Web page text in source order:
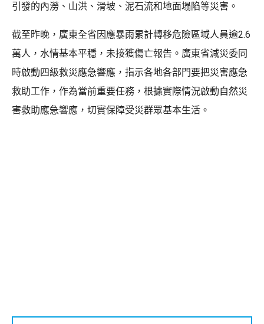
引發的內澇、山洪、滑坡、泥石流和地面塌陷等災害。
截至昨晚，廣東全省因應暴雨累計轉移危險區域人員逾2.6
萬人，水情基本平穩，未接獲傷亡報告。廣東省減災委同
時啟動四級救災應急響應，指示各地各部門要把災害應急
救助工作，作為當前重要任務，根據實際情況啟動自然災
害救助應急響應，切實保障受災群眾基本生活。